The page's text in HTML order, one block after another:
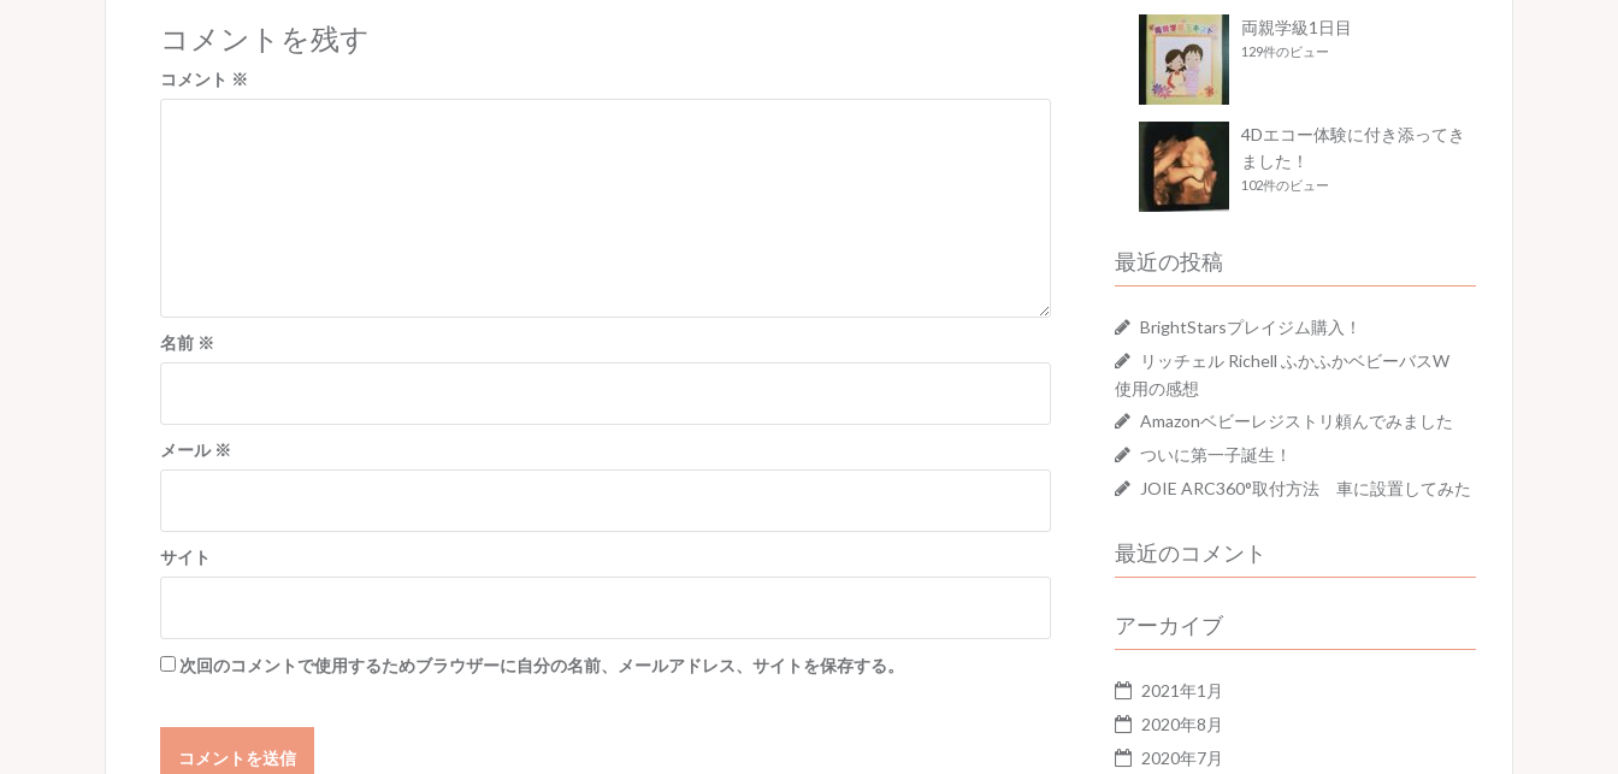
ビ
ゲ
ー
コメントを残す
コメント ※
名前 ※
メール ※
サイト
次回のコメントで使用するためブラウザーに自分の名前、メールアドレス、サイトを保存する。
両親学級1日目
129件のビュー
4Dエコー体験に付き添ってき
ました！
102件のビュー
最近の投稿
BrightStarsプレイジム購入！
リッチェル Richell ふかふかベビーバスW
使用の感想
Amazonベビーレジストリ頼んでみました
ついに第一子誕生！
JOIE ARC360°取付方法 車に設置してみた
最近のコメント
アーカイブ
2021年1月
2020年8月
2020年7月